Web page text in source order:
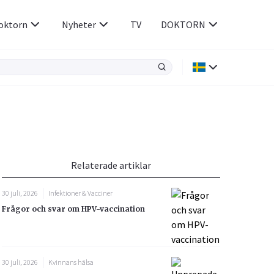
Rökavvänjning
Rörelseapparaten
Sex & Samliv
Sömn & Stress
Nyheter TV DOKTORN
Relaterade artiklar
30 juli, 2026
Infektioner & Vacciner
Frågor och svar om HPV-vaccination
30 juli, 2026
Kvinnans hälsa